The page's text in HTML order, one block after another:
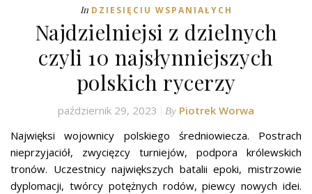
In DZIESIĘCIU WSPANIAŁYCH
Najdzielniejsi z dzielnych
czyli 10 najsłynniejszych
polskich rycerzy
październik 29, 2023 By Piotrek Worwa
Najwięksi wojownicy polskiego średniowiecza. Postrach
nieprzyjaciół, zwycięzcy turniejów, podpora królewskich
tronów. Uczestnicy największych batalii epoki, mistrzowie
dyplomacji, twórcy potężnych rodów, piewcy nowych idei.